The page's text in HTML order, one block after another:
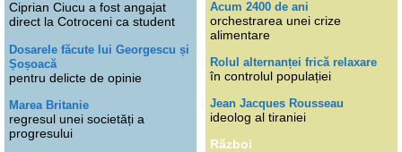
Ciprian Ciucu a fost angajat
direct la Cotroceni ca student
Dosarele făcute lui Georgescu și
Șoșoacă
pentru delicte de opinie
Marea Britanie
regresul unei societăți a
progresului
Acum 2400 de ani
orchestrarea unei crize
alimentare
Rolul alternanței frică relaxare
în controlul populației
Jean Jacques Rousseau
ideolog al tiraniei
Război